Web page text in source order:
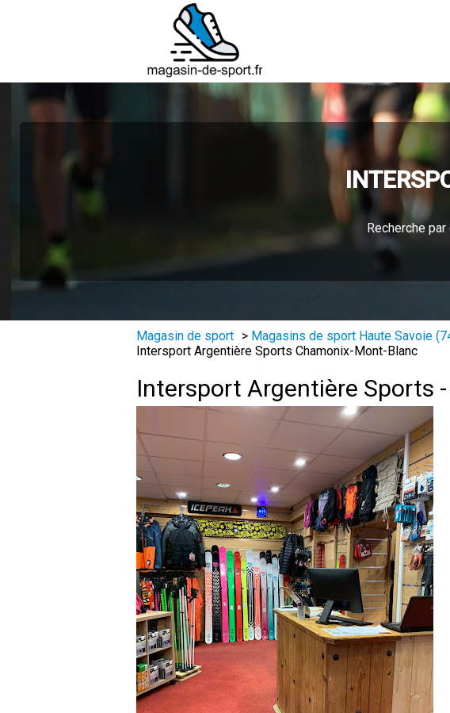
Recherche
Magasin de sport > Magasins de sport Haute Savoie
Intersport Argentière Sports Chamonix-Mont-Blanc
Intersport Argentière Sports